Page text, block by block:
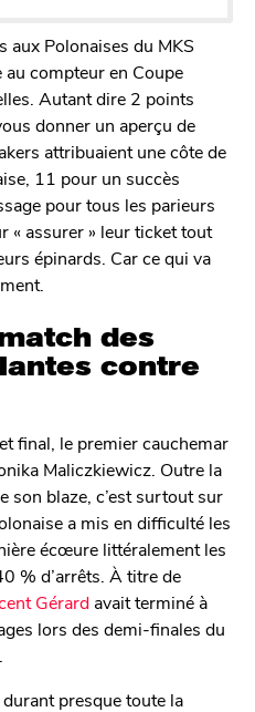
aux Polonaises du MKS
compteur en Coupe
Autant dire 2 points
donner un aperçu de
attribuaient une côte de
11 pour un succès
pour tous les parieurs
« assurer » leur ticket tout
épinards. Car ce qui va
des
contre
final, le premier cauchemar
Maliczkiewicz. Outre la
son blaze, c’est surtout sur
a mis en difficulté les
écœure littéralement les
% d’arrêts. À titre de
Gérard avait terminé à
lors des demi-finales du
presque toute la